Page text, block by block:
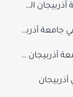
حسب التخصص؟
الطبية
الطبية